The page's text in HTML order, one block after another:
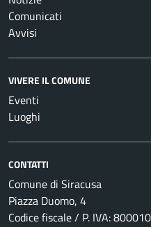
Comunicati
Avvisi
VIVERE IL COMUNE
Eventi
Luoghi
CONTATTI
Comune di Siracusa
Piazza Duomo, 4
Codice fiscale / P. IVA: